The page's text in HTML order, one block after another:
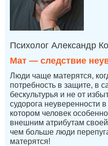
Психолог Александр
Мат — следствие
Люди чаще матерятся,
потребность в защите, в
бескультурья и не от
судорога неуверенности
котором человек
внешним атрибутам
чем больше люди
матерятся!